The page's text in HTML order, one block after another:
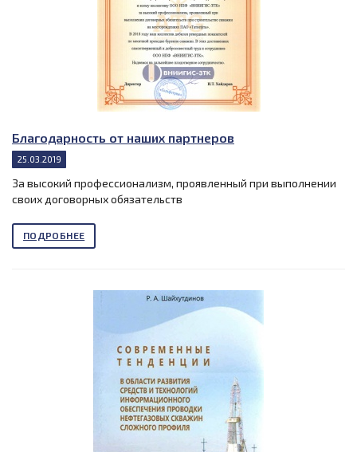
Благодарность от наших партнеров
25.03.2019
За высокий профессионализм, проявленный при выполнении
своих договорных обязательств
ПОДРОБНЕЕ